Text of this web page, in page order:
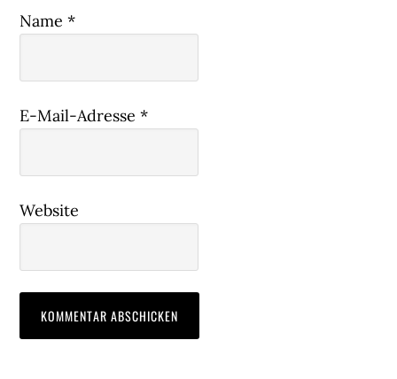
Name*
E-Mail-Adresse*
Website